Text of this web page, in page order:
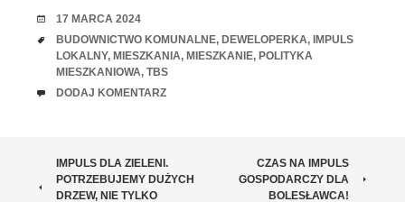
RANDKA
17 MARCA 2024
TAGI
BUDOWNICTWO KOMUNALNE, DEWELOPERKA, IMPULS
LOKALNY, MIESZKANIA, MIESZKANIE, POLITYKA
MIESZKANIOWA, TBS
UWAGI
DODAJ KOMENTARZ
ZOBACZ
IMPULS DLA ZIELENI.
POTRZEBUJEMY DUŻYCH
DRZEW, NIE TYLKO
CZAS NA IMPULS
GOSPODARCZY DLA
BOLESŁAWCA!